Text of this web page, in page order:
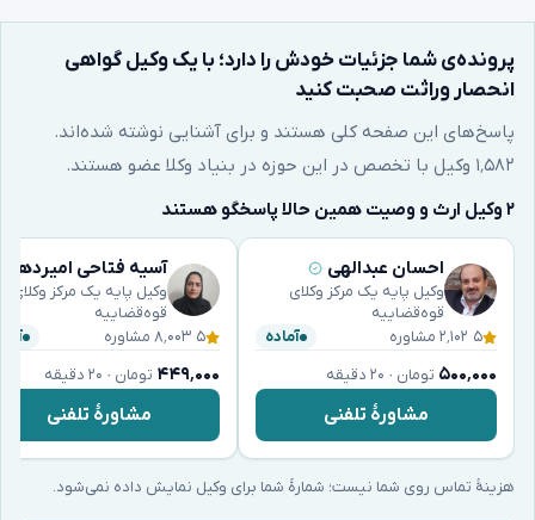
پرونده‌ی شما جزئیات خودش را دارد؛ با یک وکیل گواهی
انحصار وراثت صحبت کنید
پاسخ‌های این صفحه کلی هستند و برای آشنایی نوشته شده‌اند.
۱٬۵۸۲ وکیل با تخصص در این حوزه در بنیاد وکلا عضو هستند.
۲ وکیل ارث و وصیت همین حالا پاسخگو هستند
احسان عبدالهی
وکیل پایه یک مرکز وکلای
قوه‌قضاییه
۵ ۲٬۱۰۲ مشاوره آماده
۵۰۰٬۰۰۰ تومان · ۲۰ دقیقه
مشاورهٔ تلفنی
آسیه فتاحی امیردهی
وکیل پایه یک مرکز وکلای
قوه‌قضاییه
۵ ۸٬۰۰۳ مشاوره
۴۴۹٬۰۰۰ تومان · ۲۰ دقیقه
مشاورهٔ تلفنی
هزینهٔ تماس روی شما نیست؛ شمارهٔ شما برای وکیل نمایش داده نمی‌شود.